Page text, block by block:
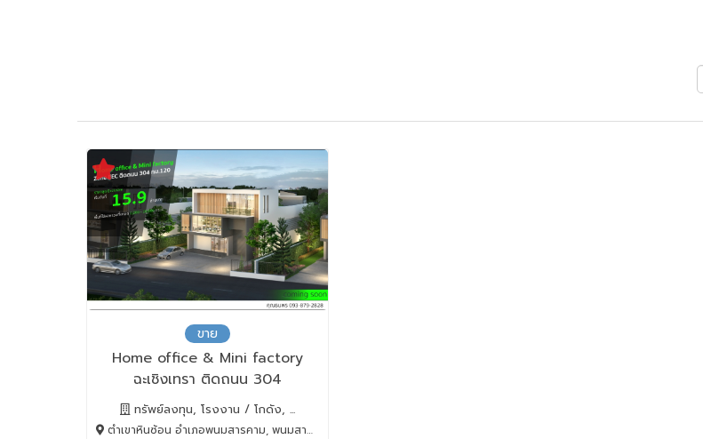
ขาย
Home office & Mini factory
ฉะเชิงเทรา ติดถนน 304
ทรัพย์ลงทุน, โรงงาน / โกดัง, ...
ตำเขาหินซ้อน อำเภอพนมสารคาม, พนมสารคาม, Chachoengsao, 24120